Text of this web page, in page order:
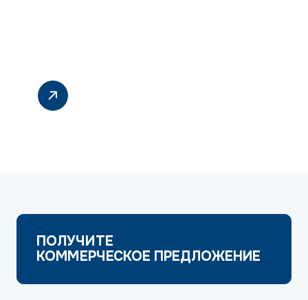
ПОЛУЧИТЕ
КОММЕРЧЕСКОЕ ПРЕДЛОЖЕНИЕ